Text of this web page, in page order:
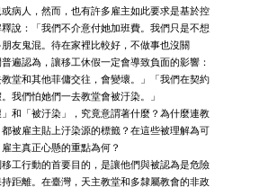
病人，然而，也有許多雇主如此要求是基於控
說：「我們不介意付她加班費。我們只是不想
友鬼混。待在家裡比較好，不做事也沒關
遍認為，讓移工休假一定會導致負面的影響：
教堂和其他菲傭交往，會變壞。」「我們在契約
我們怕她們一去教堂會被汙染。」
和「被汙染」，究竟意謂著什麼？為什麼連教
被雇主貼上汙染源的標籤？在這些被理解為可
主真正心懸的重點為何？
工行動的首要目的，是讓他們與被認為是危險
距離。在臺灣，天主教堂和多隸屬教會的非政